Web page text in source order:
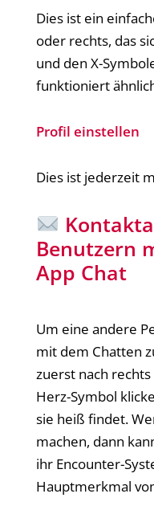
Dies ist ein
oder rechts, das
und den X-
funktioniert
Profil einstellen
Dies ist jederzeit
Benutzern
App Chat
Um eine andere
mit dem Chatten
zuerst nach
Herz-Symbol
sie heiß findet.
machen, dann
ihr Encounter-
Hauptmerkmal